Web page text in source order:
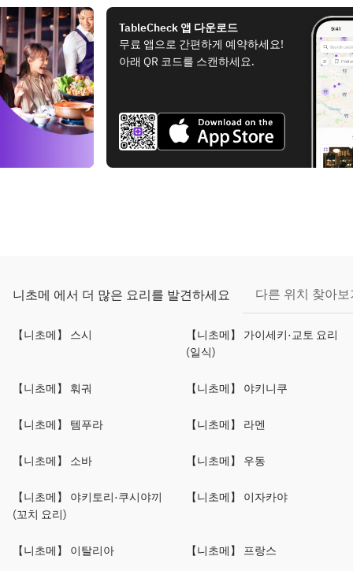
TableCheck 앱 다운로드
무료 앱으로 간편하게 예약하세요!
아래 QR 코드를 스캔하세요.
니초메 에서 더 많은 요리를 발견하세요 다른 위치 찾아보
【니초메】 스시
【니초메】 가이세키·교토 요리
(일식)
【니초메】 훠궈 【니초메】 야키니쿠
【니초메】 템푸라 【니초메】 라멘
【니초메】 소바 【니초메】 우동
【니초메】 야키토리·쿠시야끼
(꼬치 요리)
【니초메】 이자카야
【니초메】 이탈리아 【니초메】 프랑스